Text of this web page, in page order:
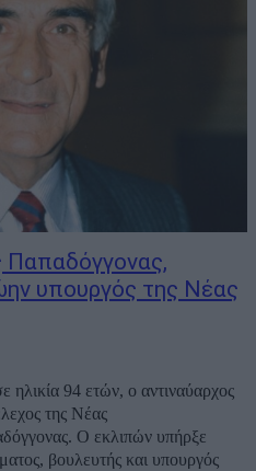
Παπαδόγγονας,
υπουργός της Νέας
ηλικία 94 ετών, ο αντιναύαρχος
της Νέας
Ο εκλιπών υπήρξε
βουλευτής και υπουργός